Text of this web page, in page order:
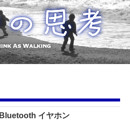
Bluetooth イヤホン